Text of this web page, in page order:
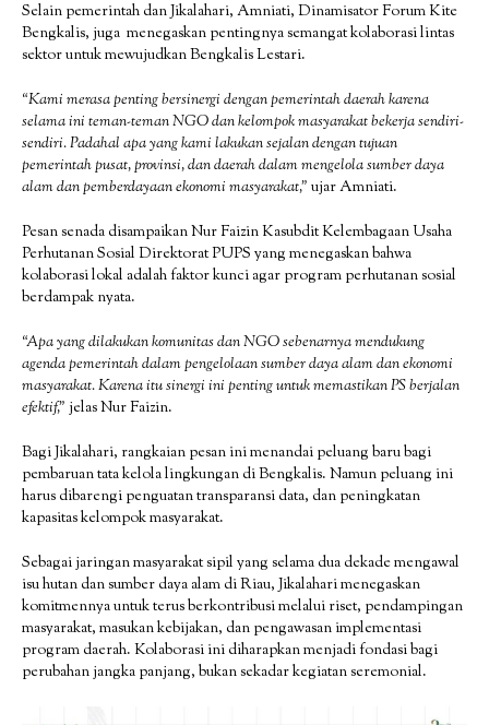
Selain pemerintah dan Jikalahari, Amniati, Dinamisator Forum Kite
Bengkalis, juga menegaskan pentingnya semangat kolaborasi lintas
sektor untuk mewujudkan Bengkalis Lestari.
“Kami merasa penting bersinergi dengan pemerintah daerah karena
selama ini teman-teman NGO dan kelompok masyarakat bekerja sendiri-
sendiri. Padahal apa yang kami lakukan sejalan dengan tujuan
pemerintah pusat, provinsi, dan daerah dalam mengelola sumber daya
alam dan pemberdayaan ekonomi masyarakat,” ujar Amniati.
Pesan senada disampaikan Nur Faizin Kasubdit Kelembagaan Usaha
Perhutanan Sosial Direktorat PUPS yang menegaskan bahwa
kolaborasi lokal adalah faktor kunci agar program perhutanan sosial
berdampak nyata.
“Apa yang dilakukan komunitas dan NGO sebenarnya mendukung
agenda pemerintah dalam pengelolaan sumber daya alam dan ekonomi
masyarakat. Karena itu sinergi ini penting untuk memastikan PS berjalan
efektif,” jelas Nur Faizin.
Bagi Jikalahari, rangkaian pesan ini menandai peluang baru bagi
pembaruan tata kelola lingkungan di Bengkalis. Namun peluang ini
harus dibarengi penguatan transparansi data, dan peningkatan
kapasitas kelompok masyarakat.
Sebagai jaringan masyarakat sipil yang selama dua dekade mengawal
isu hutan dan sumber daya alam di Riau, Jikalahari menegaskan
komitmennya untuk terus berkontribusi melalui riset, pendampingan
masyarakat, masukan kebijakan, dan pengawasan implementasi
program daerah. Kolaborasi ini diharapkan menjadi fondasi bagi
perubahan jangka panjang, bukan sekadar kegiatan seremonial.